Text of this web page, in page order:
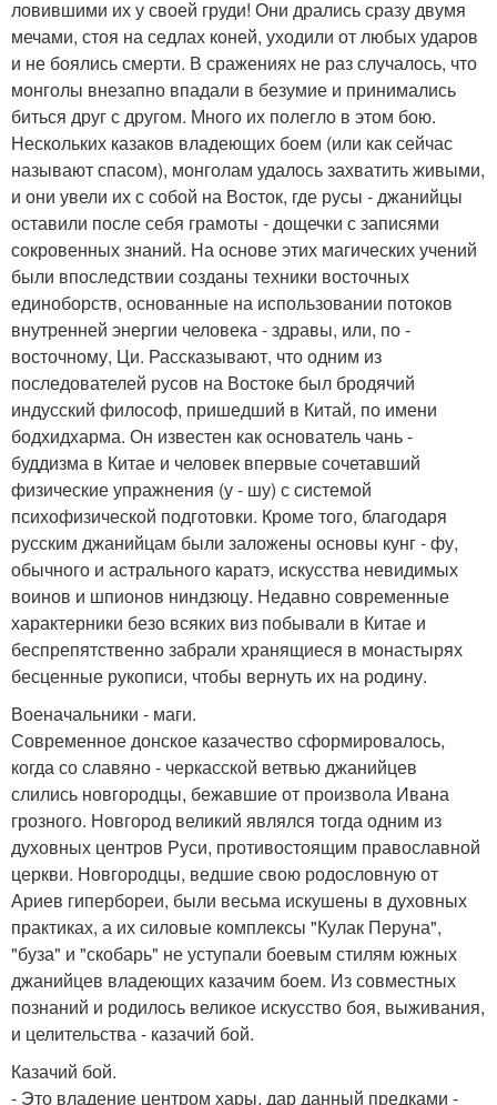
ловившими их у своей груди! Они дрались сразу двумя
мечами, стоя на седлах коней, уходили от любых ударов
и не боялись смерти. В сражениях не раз случалось, что
монголы внезапно впадали в безумие и принимались
биться друг с другом. Много их полегло в этом бою.
Нескольких казаков владеющих боем (или как сейчас
называют спасом), монголам удалось захватить живыми,
и они увели их с собой на Восток, где русы - джанийцы
оставили после себя грамоты - дощечки с записями
сокровенных знаний. На основе этих магических учений
были впоследствии созданы техники восточных
единоборств, основанные на использовании потоков
внутренней энергии человека - здравы, или, по -
восточному, Ци. Рассказывают, что одним из
последователей русов на Востоке был бродячий
индусский философ, пришедший в Китай, по имени
бодхидхарма. Он известен как основатель чань -
буддизма в Китае и человек впервые сочетавший
физические упражнения (у - шу) с системой
психофизической подготовки. Кроме того, благодаря
русским джанийцам были заложены основы кунг - фу,
обычного и астрального каратэ, искусства невидимых
воинов и шпионов ниндзюцу. Недавно современные
характерники безо всяких виз побывали в Китае и
беспрепятственно забрали хранящиеся в монастырях
бесценные рукописи, чтобы вернуть их на родину.
Военачальники - маги.
Современное донское казачество сформировалось,
когда со славяно - черкасской ветвью джанийцев
слились новгородцы, бежавшие от произвола Ивана
грозного. Новгород великий являлся тогда одним из
духовных центров Руси, противостоящим православной
церкви. Новгородцы, ведшие свою родословную от
Ариев гипербореи, были весьма искушены в духовных
практиках, а их силовые комплексы "Кулак Перуна",
"буза" и "скобарь" не уступали боевым стилям южных
джанийцев владеющих казачим боем. Из совместных
познаний и родилось великое искусство боя, выживания,
и целительства - казачий бой.
Казачий бой.
- Это владение центром хары, дар данный предками -